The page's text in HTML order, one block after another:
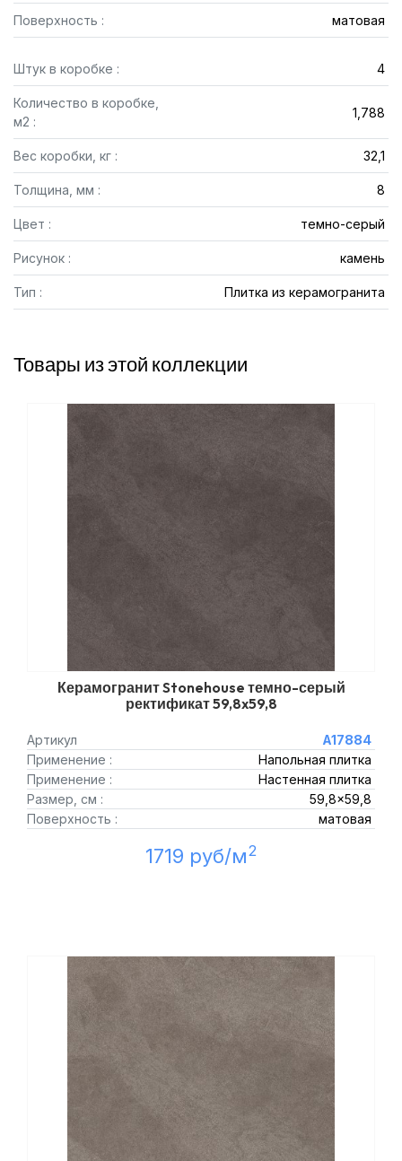
Поверхность : матовая
Штук в коробке : 4
Количество в коробке,
м2 :
1,788
Вес коробки, кг : 32,1
Толщина, мм : 8
Цвет : темно-серый
Рисунок : камень
Тип : Плитка из керамогранита
Товары из этой коллекции
Керамогранит Stonehouse темно-серый
ректификат 59,8x59,8
Артикул
A17884
Применение :
Напольная плитка
Применение :
Настенная плитка
Размер, см :
59,8x59,8
Поверхность :
матовая
1719 руб/м2